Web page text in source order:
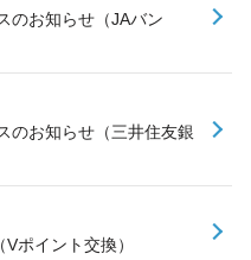
のお知らせ（JAバン
のお知らせ（三井住友銀
ポイント交換）